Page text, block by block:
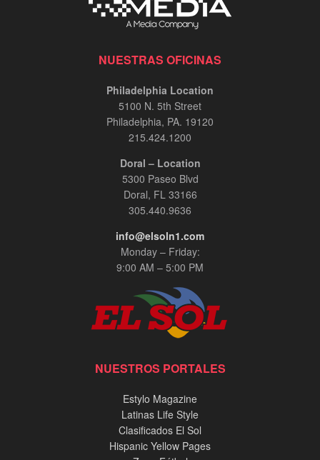
NUESTRAS OFICINAS
Philadelphia Location
5100 N. 5th Street
Philadelphia, PA. 19120
215.424.1200
Doral – Location
5300 Paseo Blvd
Doral, FL 33166
305.440.9636
info@elsoln1.com
Monday – Friday:
9:00 AM – 5:00 PM
NUESTROS PORTALES
Estylo Magazine
Latinas Life Style
Clasificados El Sol
Hispanic Yellow Pages